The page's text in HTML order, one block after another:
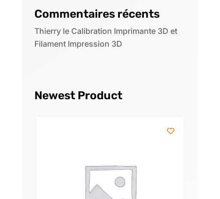
Commentaires récents
Thierryle Calibration Imprimante 3D et
Filament Impression 3D
Newest Product